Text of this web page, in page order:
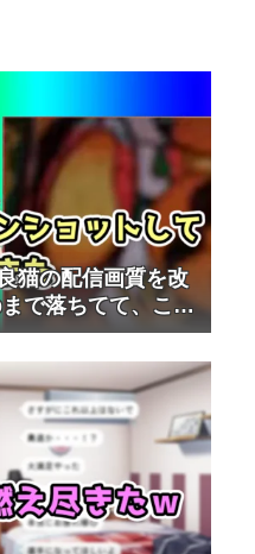
猫の配信画質を改
で落ちてて、これ